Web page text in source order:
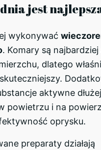
jest
wykonywać
. Komary są
dlatego
aktywne dłużej
powietrzu i na
oprysku.
preparaty działają